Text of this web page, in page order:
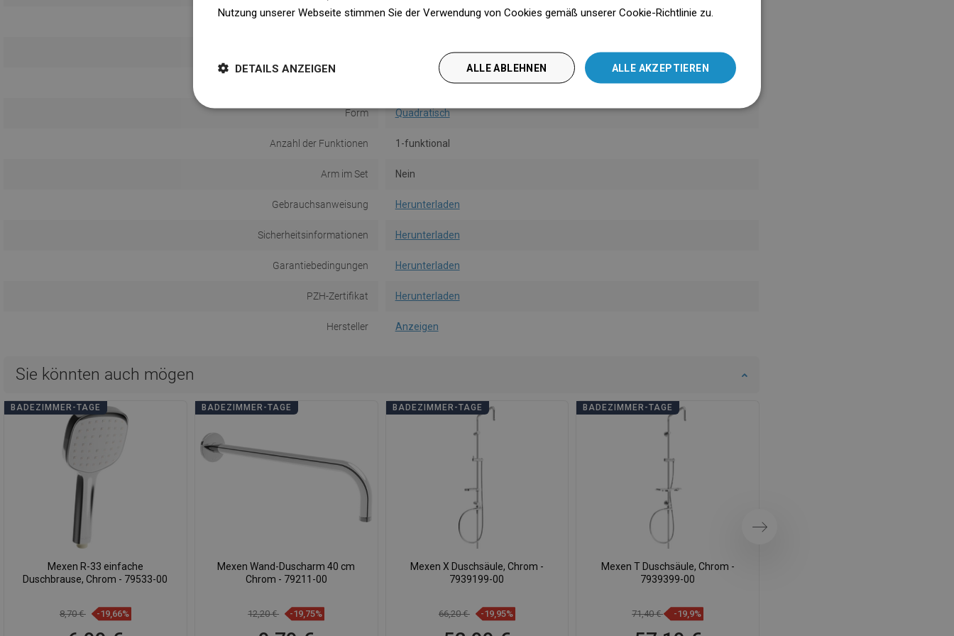
Kunststoff
Form Quadratisch
Anzahl der Funktionen 1-funktional
Arm im Set Nein
Gebrauchsanweisung Herunterladen
Sicherheitsinformationen Herunterladen
Garantiebedingungen Herunterladen
PZH-Zertifikat Herunterladen
Hersteller Anzeigen
Sie könnten auch mögen
BADEZIMMER-TAGE
Mexen R-33 einfache
Duschbrause, Chrom - 79533-00
8,70 € -19,66%
BADEZIMMER-TAGE
Mexen Wand-Duscharm 40 cm
Chrom - 79211-00
12,20 € -19,75%
BADEZIMMER-TAGE
Mexen X Duschsäule, Chrom -
7939199-00
66,20 € -19,95%
BADEZIMMER-TAGE
Mexen T Duschsäule, Chrom -
7939399-00
71,40 € -19,9%
Weiter
LITHUANIAN
ROMANIAN
Nutzung unserer Webseite stimmen Sie der Verwendung von Cookies gemäß unserer Cookie-Richtlinie zu.
ALLE AKZEPTIEREN
ALLE ABLEHNEN
DETAILS ANZEIGEN